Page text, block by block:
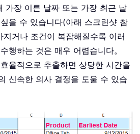
가장 이른 날짜 또는 가장 최근 날
을 수 있습니다(아래 스크린샷 참
거나 조건이 복잡해질수록 이러
행하는 것은 매우 어렵습니다。
율적으로 추출하면 상당한 시간을
신속한 의사 결정을 도울 수 있습